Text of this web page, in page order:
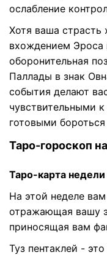
ослабление
Хотя ваша страсть
вхождением Эроса
оборонительная
Паллады в знак
события делают
чувствительными
готовыми бороться
Таро-гороскоп
Таро-карта
На этой неделе
отражающая вашу
приносящая вам
Туз пентаклей -